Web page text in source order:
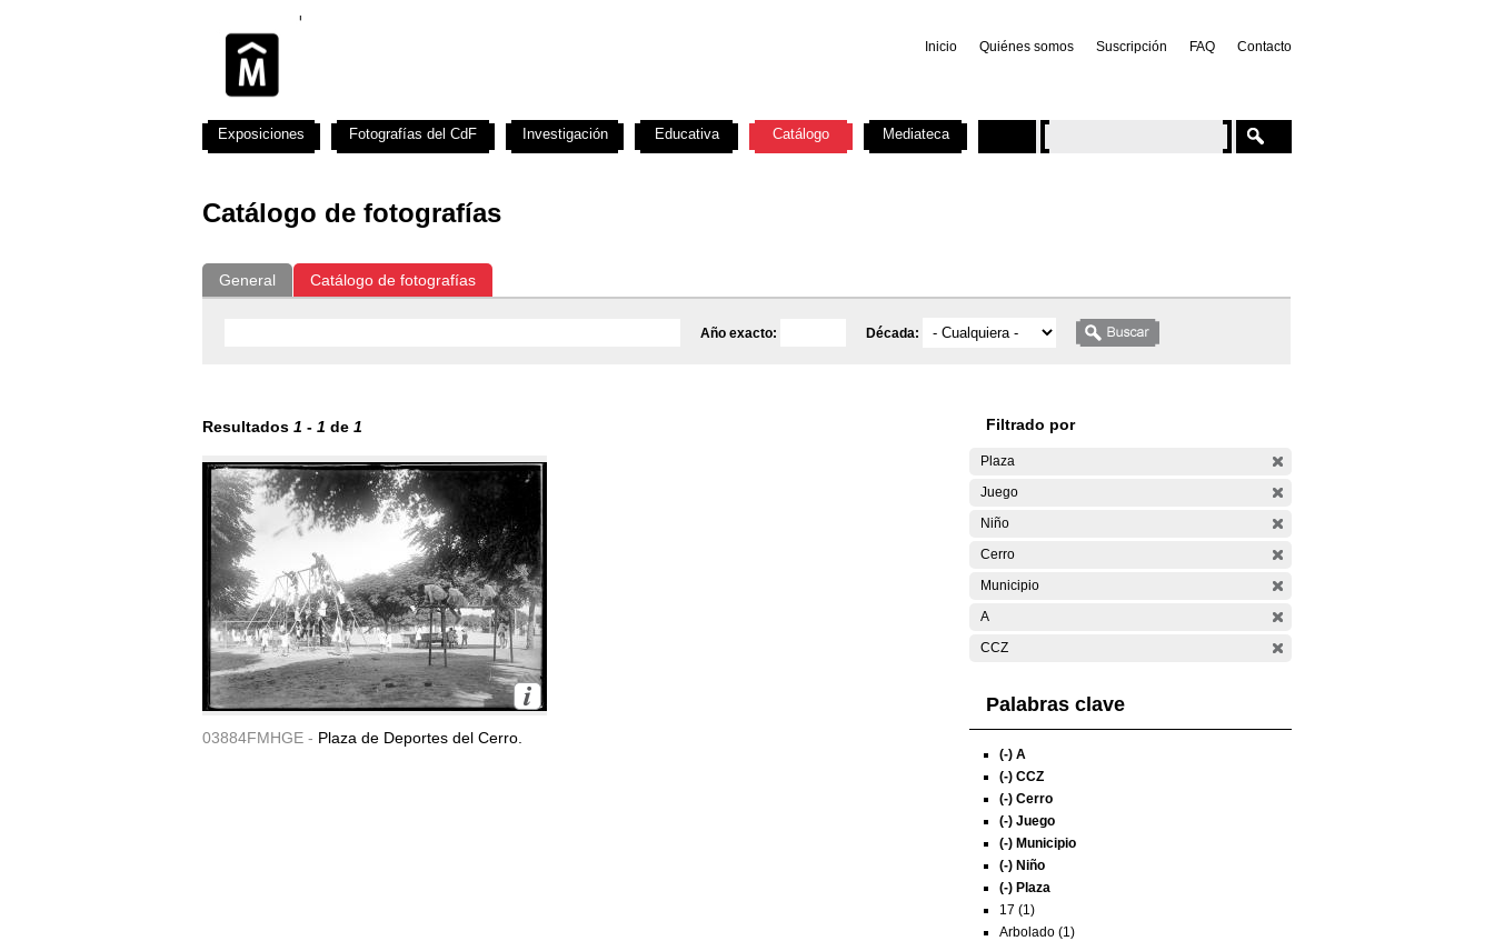
Inicio Quiénes somos Suscripción FAQ Contacto
Catálogo de fotografías
General Catálogo de fotografías
Año exacto: Década:
Resultados 1 - 1 de 1
03884FMHGE - Plaza de Deportes del Cerro.
Filtrado por
Plaza
Juego
Niño
Cerro
Municipio
A
CCZ
Palabras clave
(-) A
(-) CCZ
(-) Cerro
(-) Juego
(-) Municipio
(-) Niño
(-) Plaza
17 (1)
Arbolado (1)
Exposiciones Fotografías del CdF Investigación Educativa Catálogo Mediateca